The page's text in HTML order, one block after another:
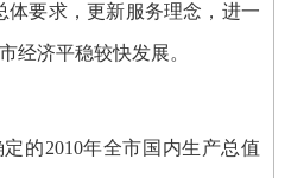
体要求，更新服务理念，进一
经济平稳较快发展。
的2010年全市国内生产总值